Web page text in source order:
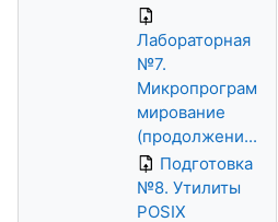
Лабораторная
№7.
Микропрограм
мирование
(продолжени...
Подготовка
№8. Утилиты
POSIX